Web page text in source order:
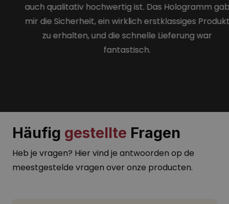
auch qualitativ hochwertig ist. Das Hologramm gab
mir die Sicherheit, ein wirklich erstklassiges Produkt
zu erhalten, und die schnelle Lieferung war
fantastisch.
Häufig gestellte Fragen
Heb je vragen? Hier vind je antwoorden op de
meestgestelde vragen over onze producten.